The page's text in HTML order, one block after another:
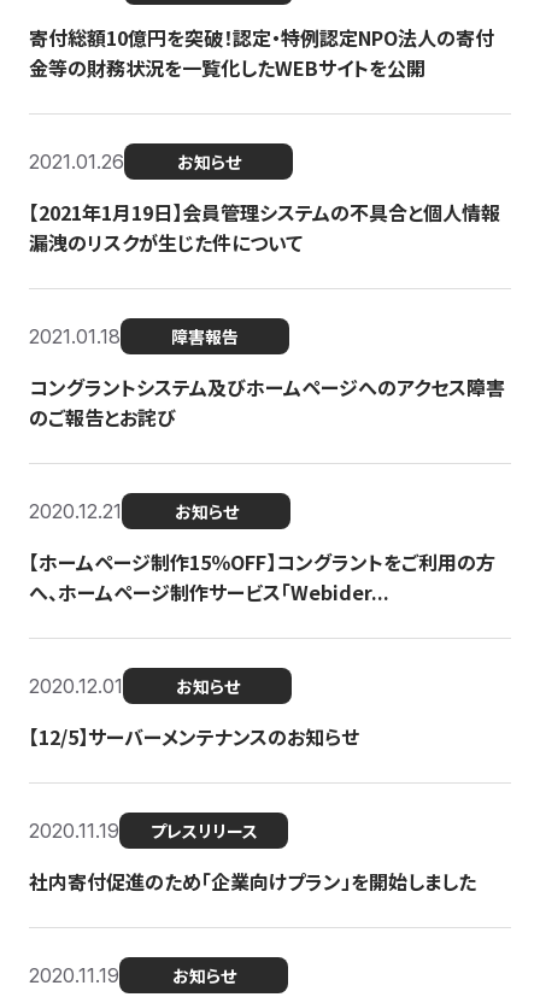
寄付総額10億円を突破！認定・特例認定NPO法人の寄付
金等の財務状況を一覧化したWEBサイトを公開
2021.01.26 お知らせ
【2021年1月19日】会員管理システムの不具合と個人情報
漏洩のリスクが生じた件について
2021.01.18 障害報告
コングラントシステム及びホームページへのアクセス障害
のご報告とお詫び
2020.12.21 お知らせ
【ホームページ制作15％OFF】コングラントをご利用の方
へ、ホームページ制作サービス「Webider...
2020.12.01 お知らせ
【12/5】サーバーメンテナンスのお知らせ
2020.11.19 プレスリリース
社内寄付促進のため「企業向けプラン」を開始しました
2020.11.19 お知らせ